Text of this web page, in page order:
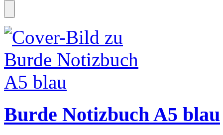
Burde Notizbuch A5 blau